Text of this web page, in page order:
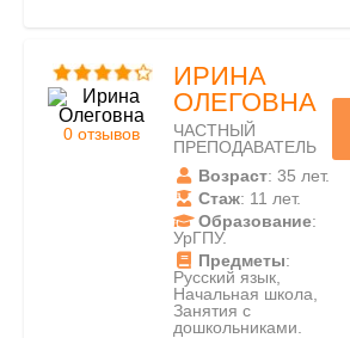
0 отзывов
ИРИНА
ОЛЕГОВНА
ЧАСТНЫЙ
ПРЕПОДАВАТЕЛЬ
Возраст: 35 лет.
Стаж: 11 лет.
Образование:
УрГПУ.
Предметы:
Русский язык,
Начальная школа,
Занятия с
дошкольниками.